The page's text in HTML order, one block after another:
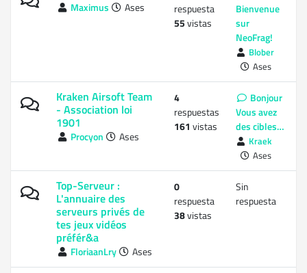
Maximus Ases
respuesta
55vistas
Bienvenue
sur
NeoFrag!
Blober
Ases
Kraken Airsoft Team
- Association loi
1901
Procyon Ases
4
respuestas
161 vistas
Bonjour
Vous avez
des cibles…
Kraek
Ases
Top-Serveur :
L'annuaire des
serveurs privés de
tes jeux vidéos
préfér&a
FloriaanLry Ases
0
respuesta
38vistas
Sin
respuesta